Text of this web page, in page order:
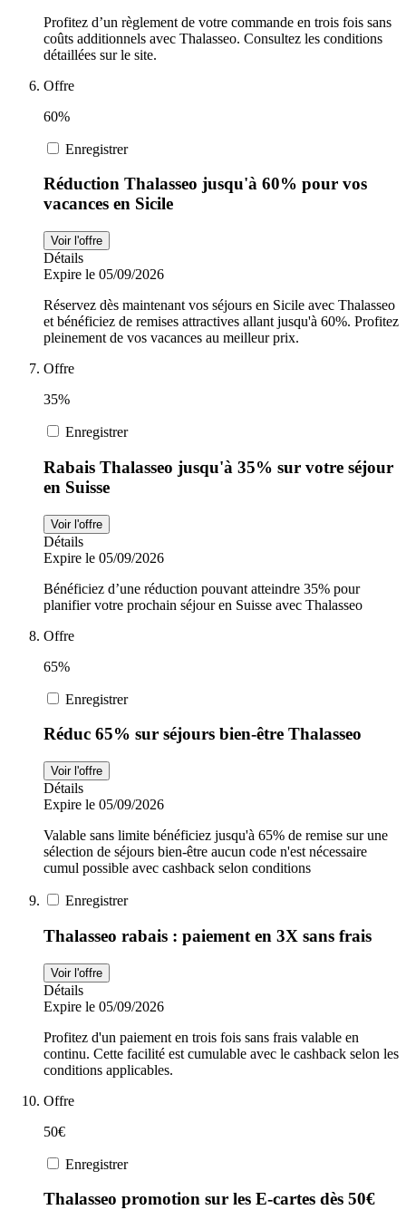
Profitez d’un règlement de votre commande en trois fois sans
coûts additionnels avec Thalasseo. Consultez les conditions
détaillées sur le site.
Offre
60%
Enregistrer
Réduction Thalasseo jusqu'à 60% pour vos
vacances en Sicile
Voir l'offre
Détails
Expire le 05/09/2026
Réservez dès maintenant vos séjours en Sicile avec Thalasseo
et bénéficiez de remises attractives allant jusqu'à 60%. Profitez
pleinement de vos vacances au meilleur prix.
Offre
35%
Enregistrer
Rabais Thalasseo jusqu'à 35% sur votre séjour
en Suisse
Voir l'offre
Détails
Expire le 05/09/2026
Bénéficiez d’une réduction pouvant atteindre 35% pour
planifier votre prochain séjour en Suisse avec Thalasseo
Offre
65%
Enregistrer
Réduc 65% sur séjours bien-être Thalasseo
Voir l'offre
Détails
Expire le 05/09/2026
Valable sans limite bénéficiez jusqu'à 65% de remise sur une
sélection de séjours bien-être aucun code n'est nécessaire
cumul possible avec cashback selon conditions
Enregistrer
Thalasseo rabais : paiement en 3X sans frais
Voir l'offre
Détails
Expire le 05/09/2026
Profitez d'un paiement en trois fois sans frais valable en
continu. Cette facilité est cumulable avec le cashback selon les
conditions applicables.
Offre
50€
Enregistrer
Thalasseo promotion sur les E-cartes dès 50€